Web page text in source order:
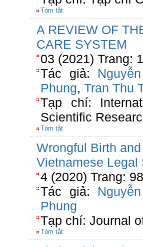
Tóm tắt
A REVIEW OF
CARE SYSTEM
03 (2021) Trang:
Tác giả:
Phung, Tran Thu
Tạp chí:
Scientific
Tóm tắt
Wrongful Birth
Vietnamese Legal
4 (2020) Trang:
Tác giả:
Phung
Tạp chí: Journal
Tóm tắt